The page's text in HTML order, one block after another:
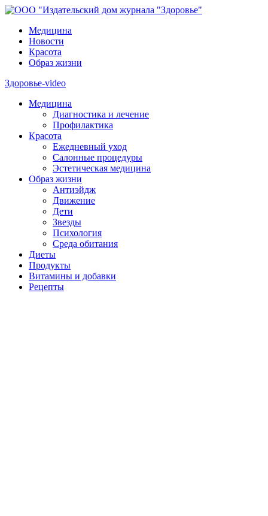
Медицина
Новости
Красота
Образ жизни
Здоровье-video
Медицина
Диагностика и лечение
Профилактика
Красота
Ежедневный уход
Салонные процедуры
Эстетическая медицина
Образ жизни
Антиэйдж
Движение
Дети
Звезды
Психология
Среда обитания
Диеты
Продукты
Витамины и добавки
Рецепты